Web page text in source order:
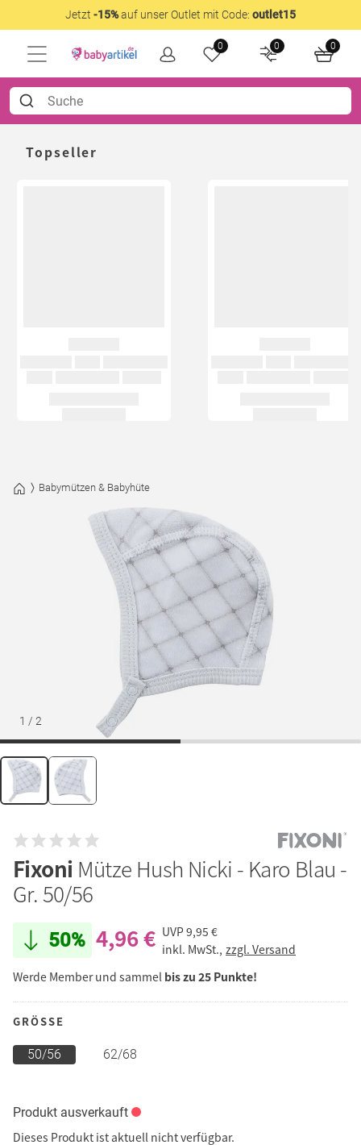
Jetzt -15%auf unser Outlet mit Code: outlet15
0 0 0
Topseller
Babymützen & Babyhüte
1 / 2
Fixoni Mütze Hush Nicki - Karo Blau -
Gr. 50/56
50% 4,96 € UVP9,95 €
inkl. MwSt., zzgl. Versand
Werde Member und sammel bis zu 25 Punkte!
GRÖSSE
50/56 62/68
Produkt ausverkauft
Dieses Produkt ist aktuell nicht verfügbar.